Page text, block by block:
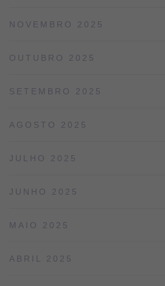
NOVEMBRO 2025
OUTUBRO 2025
SETEMBRO 2025
AGOSTO 2025
JULHO 2025
JUNHO 2025
MAIO 2025
ABRIL 2025